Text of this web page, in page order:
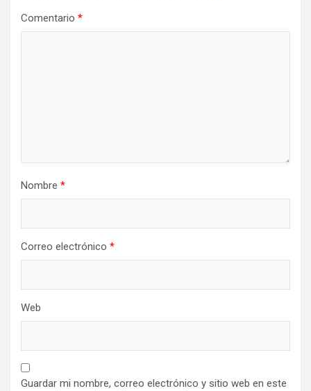
Comentario *
Nombre *
Correo electrónico *
Web
Guardar mi nombre, correo electrónico y sitio web en este